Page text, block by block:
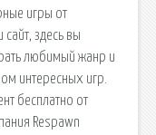
игры от
здесь вы
любимый жанр и
интересных игр.
бесплатно от
Respawn